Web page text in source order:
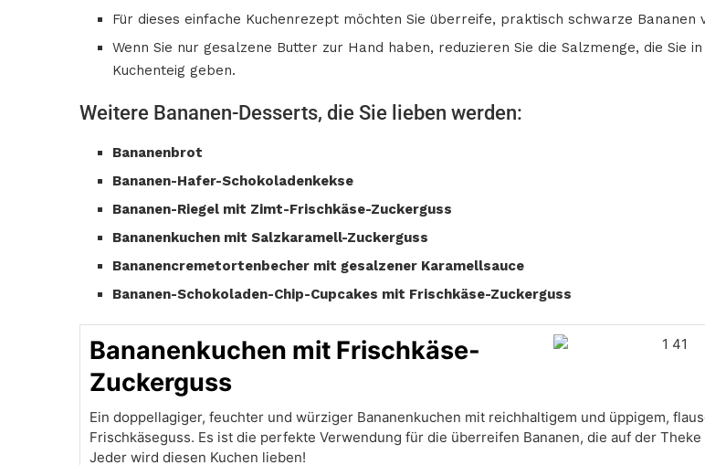
Für dieses einfache Kuchenrezept möchten Sie überreife, praktisch schwarze Bananen
Wenn Sie nur gesalzene Butter zur Hand haben, reduzieren Sie die Salzmenge, die Sie in
Kuchenteig geben.
Weitere Bananen-Desserts, die Sie lieben werden:
Bananenbrot
Bananen-Hafer-Schokoladenkekse
Bananen-Riegel mit Zimt-Frischkäse-Zuckerguss
Bananenkuchen mit Salzkaramell-Zuckerguss
Bananencremetortenbecher mit gesalzener Karamellsauce
Bananen-Schokoladen-Chip-Cupcakes mit Frischkäse-Zuckerguss
Bananenkuchen mit Frischkäse-
Zuckerguss
Ein doppellagiger, feuchter und würziger Bananenkuchen mit reichhaltigem und üppigem,
Frischkäseguss. Es ist die perfekte Verwendung für die überreifen Bananen, die auf der Theke
Jeder wird diesen Kuchen lieben!